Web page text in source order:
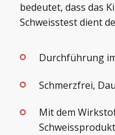
bedeutet, dass das
Schweisstest dient
Durchführung
Schmerzfrei,
Mit dem